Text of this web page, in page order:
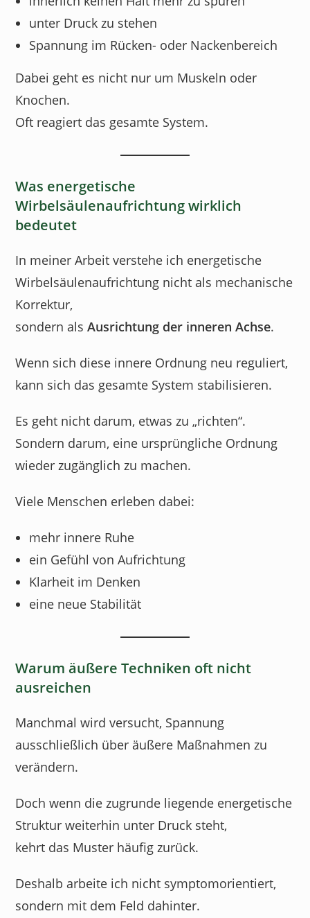
unter Druck zu stehen
Spannung im Rücken- oder Nackenbereich
Dabei geht es nicht nur um Muskeln oder
Knochen.
Oft reagiert das gesamte System.
Was energetische
Wirbelsäulenaufrichtung wirklich
bedeutet
In meiner Arbeit verstehe ich energetische
Wirbelsäulenaufrichtung nicht als mechanische
Korrektur,
sondern alsAusrichtung der inneren Achse.
Wenn sich diese innere Ordnung neu reguliert,
kann sich das gesamte System stabilisieren.
Es geht nicht darum, etwas zu „richten“.
Sondern darum, eine ursprüngliche Ordnung
wieder zugänglich zu machen.
Viele Menschen erleben dabei:
mehr innere Ruhe
ein Gefühl von Aufrichtung
Klarheit im Denken
eine neue Stabilität
Warum äußere Techniken oft nicht
ausreichen
Manchmal wird versucht, Spannung
ausschließlich über äußere Maßnahmen zu
verändern.
Doch wenn die zugrunde liegende energetische
Struktur weiterhin unter Druck steht,
kehrt das Muster häufig zurück.
Deshalb arbeite ich nicht symptomorientiert,
sondern mit dem Feld dahinter.